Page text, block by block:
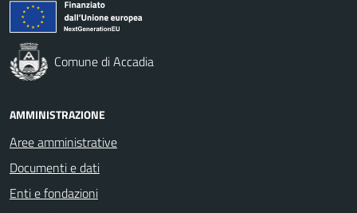
Comune di Accadia
AMMINISTRAZIONE
Aree amministrative
Documenti e dati
Enti e fondazioni